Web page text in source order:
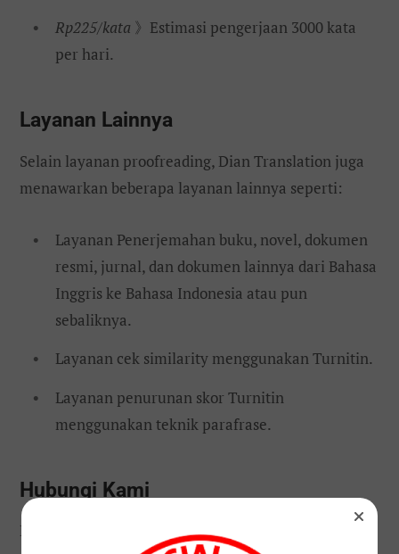
Rp225/kata 》Estimasi pengerjaan 3000 kata
per hari.
Layanan Lainnya
Selain layanan proofreading, Dian Translation juga
menawarkan beberapa layanan lainnya seperti:
Layanan Penerjemahan buku, novel, dokumen
resmi, jurnal, dan dokumen lainnya dari Bahasa
Inggris ke Bahasa Indonesia atau pun
sebaliknya.
Layanan cek similarity menggunakan Turnitin.
Layanan penurunan skor Turnitin
menggunakan teknik parafrase.
Hubungi Kami
Bila Anda berniat untuk menggunakan jasa